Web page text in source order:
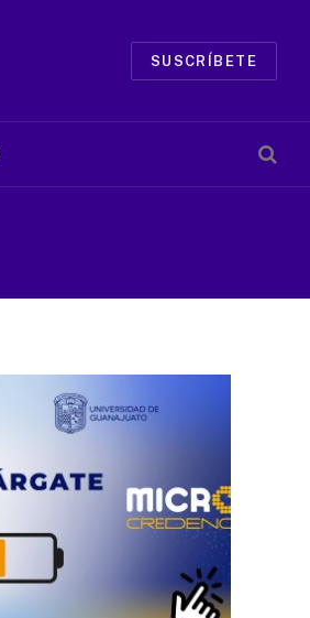
SUSCRÍBETE